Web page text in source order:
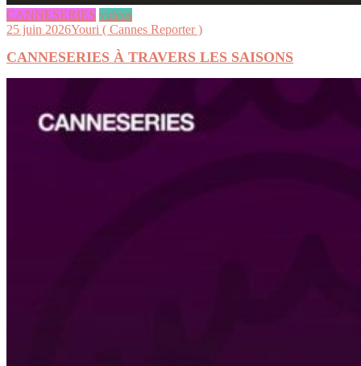
CANNESERIES videos
25 juin 2026Youri ( Cannes Reporter )
CANNESERIES À TRAVERS LES SAISONS